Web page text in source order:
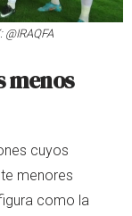
menos
cuyos
menores
como la